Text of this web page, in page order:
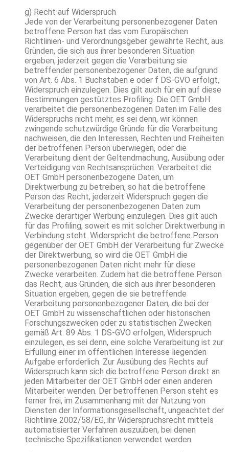
g) Recht auf Widerspruch
Jede von der Verarbeitung personenbezogener Daten
betroffene Person hat das vom Europäischen
Richtlinien- und Verordnungsgeber gewährte Recht, aus
Gründen, die sich aus ihrer besonderen Situation
ergeben, jederzeit gegen die Verarbeitung sie
betreffender personenbezogener Daten, die aufgrund
von Art. 6 Abs. 1 Buchstaben e oder f DS-GVO erfolgt,
Widerspruch einzulegen. Dies gilt auch für ein auf diese
Bestimmungen gestütztes Profiling. Die OET GmbH
verarbeitet die personenbezogenen Daten im Falle des
Widerspruchs nicht mehr, es sei denn, wir können
zwingende schutzwürdige Gründe für die Verarbeitung
nachweisen, die den Interessen, Rechten und Freiheiten
der betroffenen Person überwiegen, oder die
Verarbeitung dient der Geltendmachung, Ausübung oder
Verteidigung von Rechtsansprüchen. Verarbeitet die
OET GmbH personenbezogene Daten, um
Direktwerbung zu betreiben, so hat die betroffene
Person das Recht, jederzeit Widerspruch gegen die
Verarbeitung der personenbezogenen Daten zum
Zwecke derartiger Werbung einzulegen. Dies gilt auch
für das Profiling, soweit es mit solcher Direktwerbung in
Verbindung steht. Widerspricht die betroffene Person
gegenüber der OET GmbH der Verarbeitung für Zwecke
der Direktwerbung, so wird die OET GmbH die
personenbezogenen Daten nicht mehr für diese
Zwecke verarbeiten. Zudem hat die betroffene Person
das Recht, aus Gründen, die sich aus ihrer besonderen
Situation ergeben, gegen die sie betreffende
Verarbeitung personenbezogener Daten, die bei der
OET GmbH zu wissenschaftlichen oder historischen
Forschungszwecken oder zu statistischen Zwecken
gemäß Art. 89 Abs. 1 DS-GVO erfolgen, Widerspruch
einzulegen, es sei denn, eine solche Verarbeitung ist zur
Erfüllung einer im öffentlichen Interesse liegenden
Aufgabe erforderlich. Zur Ausübung des Rechts auf
Widerspruch kann sich die betroffene Person direkt an
jeden Mitarbeiter der OET GmbH oder einen anderen
Mitarbeiter wenden. Der betroffenen Person steht es
ferner frei, im Zusammenhang mit der Nutzung von
Diensten der Informationsgesellschaft, ungeachtet der
Richtlinie 2002/58/EG, ihr Widerspruchsrecht mittels
automatisierter Verfahren auszuüben, bei denen
technische Spezifikationen verwendet werden.